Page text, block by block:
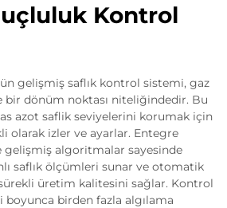
Kontrol
gelişmiş saflık kontrol sistemi, gaz
bir dönüm noktası niteliğindedir. Bu
azot saflik seviyelerini korumak için
olarak izler ve ayarlar. Entegre
gelişmiş algoritmalar sayesinde
saflık ölçümleri sunar ve otomatik
üretim kalitesini sağlar. Kontrol
birden fazla algılama